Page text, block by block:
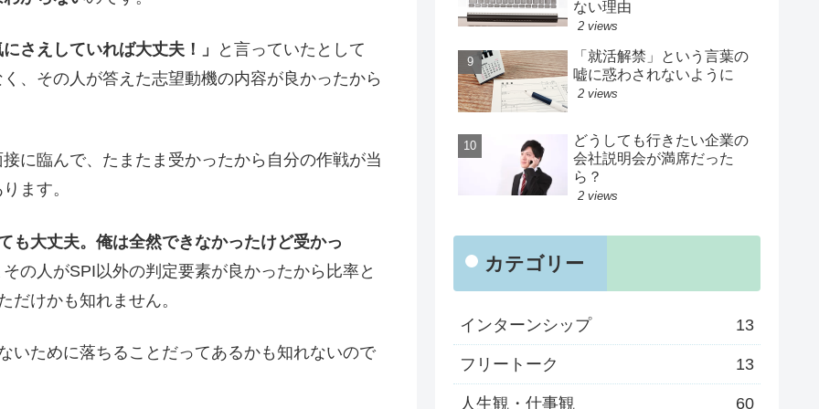
さえしていれば大丈夫！」
と言っていたとして
、その人が答えた志望動機の内容が良かったから
に臨んで、たまたま受かったから自分の作戦が当
ます。
も大丈夫。俺は全然できなかったけど受かっ
の人がSPI以外の判定要素が良かったから比率と
だけかも知れません。
いために落ちることだってあるかも知れないので
ない理由
2 views
「就活解禁」という言葉の
嘘に惑わされないように
2 views
どうしても行きたい企業の
会社説明会が満席だった
ら？
2 views
カテゴリー
インターンシップ 13
フリートーク 13
人生観・仕事観 60